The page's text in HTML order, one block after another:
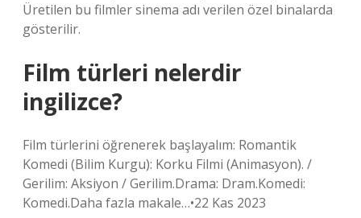
Üretilen bu filmler sinema adı verilen özel binalarda
gösterilir.
Film türleri nelerdir
ingilizce?
Film türlerini öğrenerek başlayalım: Romantik
Komedi (Bilim Kurgu): Korku Filmi (Animasyon). /
Gerilim: Aksiyon / Gerilim.Drama: Dram.Komedi:
Komedi.Daha fazla makale…•22 Kas 2023